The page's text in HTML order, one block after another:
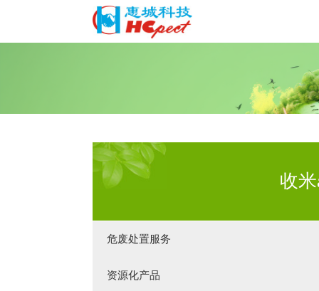
收
危废处置服务
资源化产品